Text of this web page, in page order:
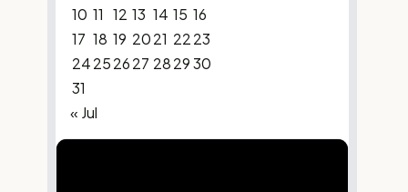
10 11 12 13 14 15 16
17 18 19 2021 2223
24252627 282930
31
« Jul
Video